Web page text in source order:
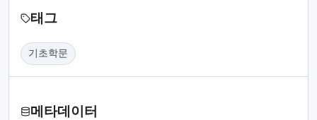
태그
기초학문
메타데이터